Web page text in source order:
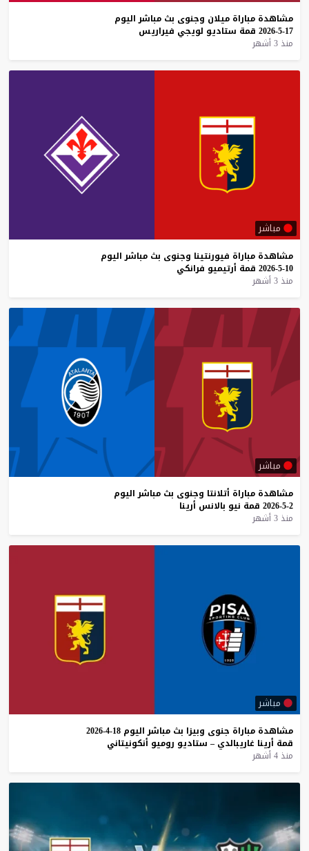
مشاهدة مباراة ميلان وجنوى بث مباشر اليوم
17-5-2026
قمة ستاديو لويجي فيراريس
منذ 3 أشهر
مباشر
مشاهدة مباراة فيورنتينا وجنوى بث مباشر اليوم
10-5-2026
قمة أرتيميو فرانكي
منذ 3 أشهر
مباشر
مشاهدة مباراة أتلانتا وجنوى بث مباشر اليوم
2-5-2026
قمة نيو بالانس أرينا
منذ 3 أشهر
مباشر
مشاهدة مباراة جنوى وبيزا بث مباشر اليوم 18-4-2026
قمة أرينا غاريبالدي – ستاديو روميو أنكونيتاني
منذ 4 أشهر